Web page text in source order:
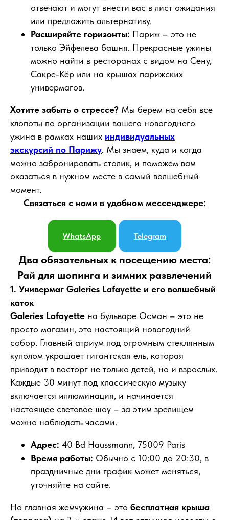
отвечают и могут внести вас в лист ожидания
или предложить альтернативу.
Расширяйте горизонты: Париж – это не
только Эйфелева башня. Прекрасные ужины
можно найти в ресторанах с видом на Сену,
Сакре-Кёр или на крышах парижских
универмагов.
Хотите забыть о стрессе? Мы берем на себя все
хлопоты по организации вашего новогоднего
ужина в рамках наших индивидуальных
экскурсий по Парижу. Мы знаем, куда и когда
можно забронировать столик, и поможем вам
оказаться в нужном месте в самый волшебный
момент.
Связаться с нами в удобном мессенджере:
WhatsApp Telegram
Два обязательных к посещению места:
Рай для шопинга и зимних развлечений
1. Универмаг Galeries Lafayette и его волшебный
каток
Galeries Lafayette на бульваре Осман – это не
просто магазин, это настоящий новогодний
собор. Главный атриум под огромным стеклянным
куполом украшает гигантская ель, которая
приводит в восторг не только детей, но и взрослых.
Каждые 30 минут под классическую музыку
включается иллюминация, и начинается
настоящее световое шоу – за этим зрелищем
можно наблюдать часами.
Адрес: 40 Bd Haussmann, 75009 Paris
Время работы: Обычно с 10:00 до 20:30, в
праздничные дни график может меняться,
уточняйте на сайте.
Но главная жемчужина – это бесплатная крыша